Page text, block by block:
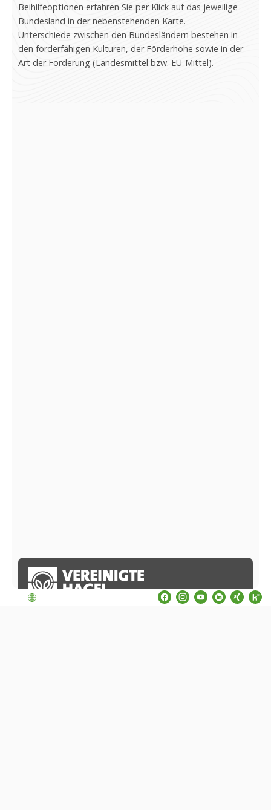
Beihilfeoptionen erfahren Sie per Klick auf das jeweilige
Bundesland in der nebenstehenden Karte.
Unterschiede zwischen den Bundesländern bestehen in
den förderfähigen Kulturen, der Förderhöhe sowie in der
Art der Förderung (Landesmittel bzw. EU-Mittel).